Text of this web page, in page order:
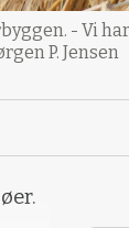
- Vi
P. Jensen